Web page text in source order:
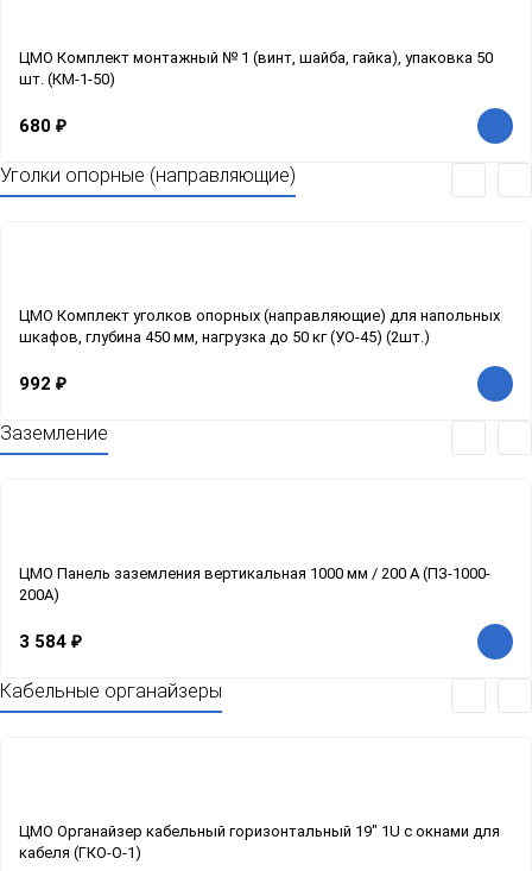
ЦМО Комплект монтажный № 1 (винт, шайба, гайка), упаковка 50
шт. (КМ-1-50)
680 ₽
Уголки опорные (направляющие)
ЦМО Комплект уголков опорных (направляющие) для напольных
шкафов, глубина 450 мм, нагрузка до 50 кг (УО-45) (2шт.)
992 ₽
Заземление
ЦМО Панель заземления вертикальная 1000 мм / 200 А (ПЗ-1000-
200А)
3 584 ₽
Кабельные органайзеры
ЦМО Органайзер кабельный горизонтальный 19" 1U с окнами для
кабеля (ГКО-О-1)